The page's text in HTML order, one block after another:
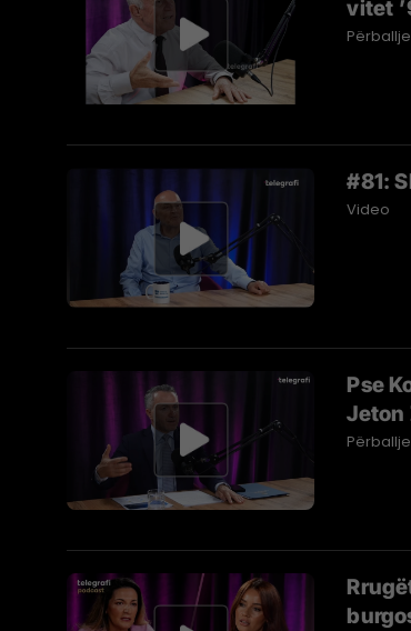
vitet
Përballje
#81:
Video
Pse
Jeton
Përballje